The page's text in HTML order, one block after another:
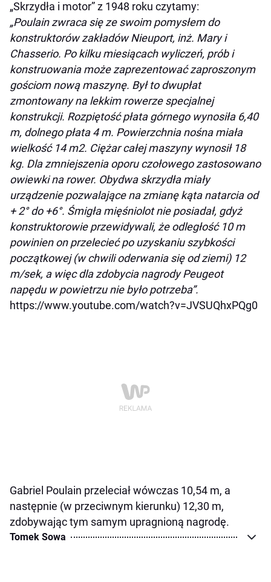
„Skrzydła i motor” z 1948 roku czytamy:
„Poulain zwraca się ze swoim pomysłem do
konstruktorów zakładów Nieuport, inż. Mary i
Chasserio. Po kilku miesiącach wyliczeń, prób i
konstruowania może zaprezentować zaproszonym
gościom nową maszynę. Był to dwupłat
zmontowany na lekkim rowerze specjalnej
konstrukcji. Rozpiętość płata górnego wynosiła 6,40
m, dolnego płata 4 m. Powierzchnia nośna miała
wielkość 14 m2. Ciężar całej maszyny wynosił 18
kg. Dla zmniejszenia oporu czołowego zastosowano
owiewki na rower. Obydwa skrzydła miały
urządzenie pozwalające na zmianę kąta natarcia od
+ 2° do +6°. Śmigła mięśniolot nie posiadał, gdyż
konstruktorowie przewidywali, że odległość 10 m
powinien on przelecieć po uzyskaniu szybkości
początkowej (w chwili oderwania się od ziemi) 12
m/sek, a więc dla zdobycia nagrody Peugeot
napędu w powietrzu nie było potrzeba”.
https://www.youtube.com/watch?v=JVSUQhxPQg0
Gabriel Poulain przeleciał wówczas 10,54 m, a
następnie (w przeciwnym kierunku) 12,30 m,
zdobywając tym samym upragnioną nagrodę.
Tomek Sowa